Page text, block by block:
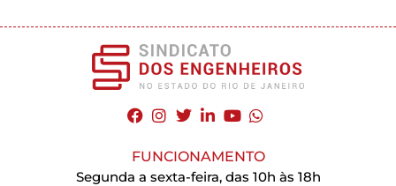
FUNCIONAMENTO
Segunda a sexta-feira, das 10h às 18h